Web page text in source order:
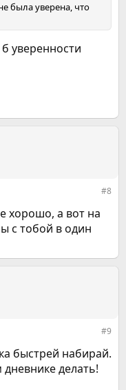
была уверена, что
уверенности
#8
хорошо, а вот на
с тобой в один
#9
быстрей набирай.
делать!